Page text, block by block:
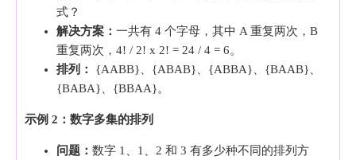
式？
解决方案： 一共有 4 个字母，其中 A 重复两次，B
重复两次，4! / 2! x 2! = 24 / 4 = 6。
排列：
{AABB}、{ABAB}、{ABBA}、{BAAB}、
{BABA}、{BBAA}。
示例 2：数字多集的排列
问题： 数字 1、1、2 和 3 有多少种不同的排列方